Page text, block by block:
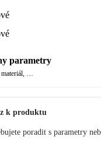
parametry
…
k produktu
poradit s parametry